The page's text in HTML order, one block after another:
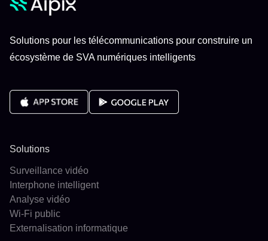
Solutions pour les télécommunications pour construire un
écosystème de SVA numériques intelligents
Solutions
Surveillance vidéo
Interphone intelligent
Analyse vidéo
Wi-Fi public
Externalisation informatique